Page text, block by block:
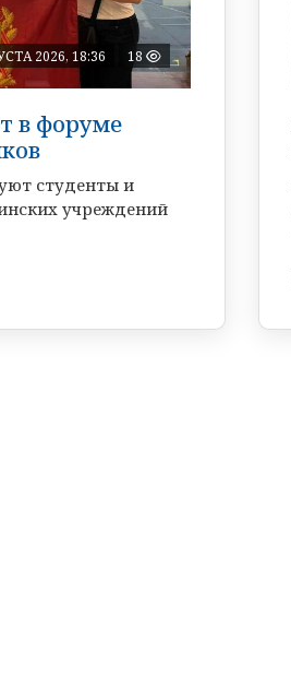
2026, 18:36 18
в форуме
студенты и
учреждений